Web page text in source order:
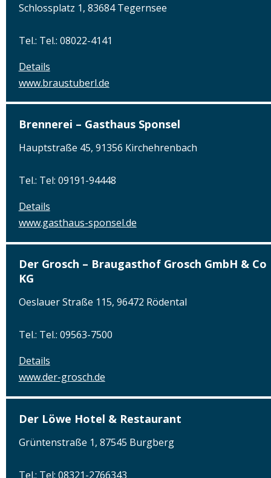
Schlossplatz 1, 83684 Tegernsee
Tel.: Tel.: 08022-4141
Details
www.braustuberl.de
Brennerei – Gasthaus Sponsel
Hauptstraße 45, 91356 Kirchehrenbach
Tel.: Tel: 09191-94448
Details
www.gasthaus-sponsel.de
Der Grosch – Braugasthof Grosch GmbH & Co
KG
Oeslauer Straße 115, 96472 Rödental
Tel.: Tel.: 09563-7500
Details
www.der-grosch.de
Der Löwe Hotel & Restaurant
Grüntenstraße 1, 87545 Burgberg
Tel.: Tel: 08321-2766343